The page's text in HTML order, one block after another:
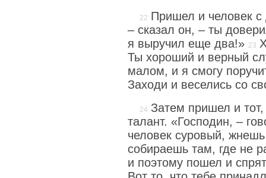
Пришел и человек
– сказал он, – ты
я выручил еще два!»
Ты хороший и верный
малом, и я смогу
Заходи и веселись со
Затем пришел и
талант. «Господин, –
человек суровый,
собираешь там, где не
и поэтому пошел и